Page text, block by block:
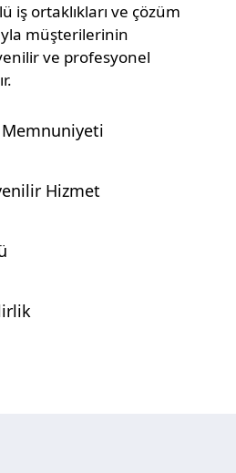
iş ortaklıkları ve çözüm
müşterilerinin
ve profesyonel
Hizmet